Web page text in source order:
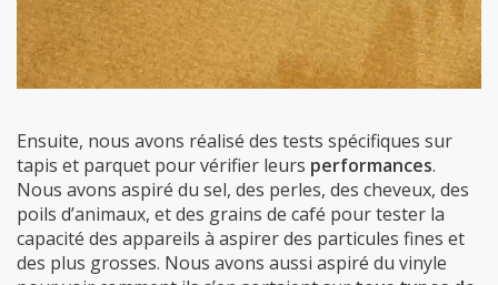
Ensuite, nous avons réalisé des tests spécifiques sur
tapis et parquet pour vérifier leurs performances.
Nous avons aspiré du sel, des perles, des cheveux, des
poils d’animaux, et des grains de café pour tester la
capacité des appareils à aspirer des particules fines et
des plus grosses. Nous avons aussi aspiré du vinyle